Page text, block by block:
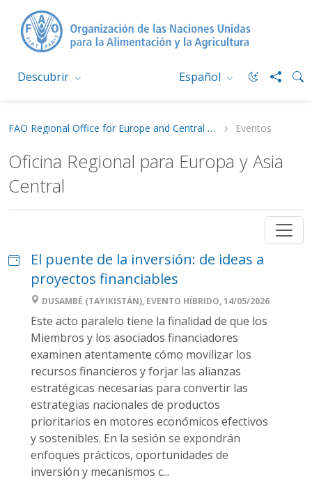
Descubrir Español
FAO Regional Office for Europe and Central Asia Eventos
Oficina Regional para Europa y Asia
Central
El puente de la inversión: de ideas a
proyectos financiables
DUSAMBÉ (TAYIKISTÁN), EVENTO HÍBRIDO, 14/05/2026
Este acto paralelo tiene la finalidad de que los
Miembros y los asociados financiadores
examinen atentamente cómo movilizar los
recursos financieros y forjar las alianzas
estratégicas necesarias para convertir las
estrategias nacionales de productos
prioritarios en motores económicos efectivos
y sostenibles. En la sesión se expondrán
enfoques prácticos, oportunidades de
inversión y mecanismos c...